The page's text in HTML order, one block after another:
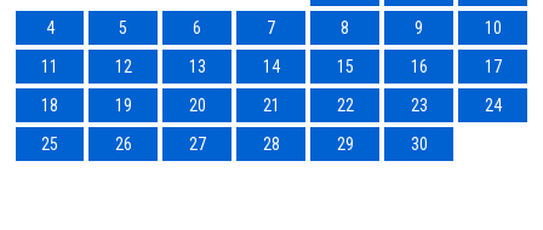
4
5 6 7 8 9
10
11
12 13 14 15 16
17
18
19 20 21 22 23
24
25
26 27 28 29 30